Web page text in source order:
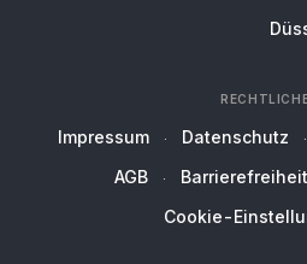
Impressum Datenschutz
AGB
Cookie-